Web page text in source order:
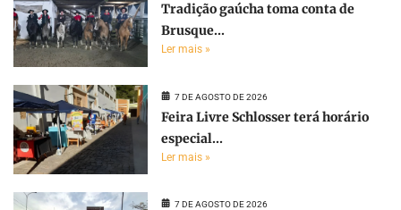
Tradição gaúcha toma conta de
Brusque...
Ler mais »
7 DE AGOSTO DE 2026
Feira Livre Schlosser terá horário
especial...
Ler mais »
7 DE AGOSTO DE 2026